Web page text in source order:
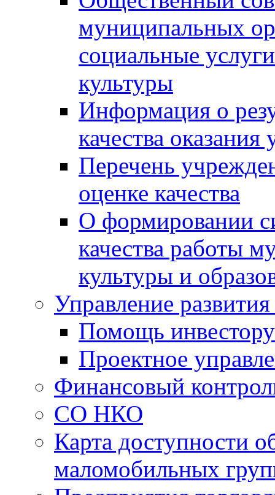
муниципальных
социальные
культуры
Информация о
качества оказания
Перечень
оценке качества
О формировании
качества работы
культуры и
Управление
Помощь инвестору
Проектное
Финансовый
СО НКО
Карта доступности
маломобильных